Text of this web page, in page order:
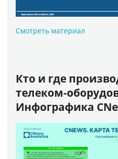
Смотреть материал
Кто и где
телеком-
Инфографика